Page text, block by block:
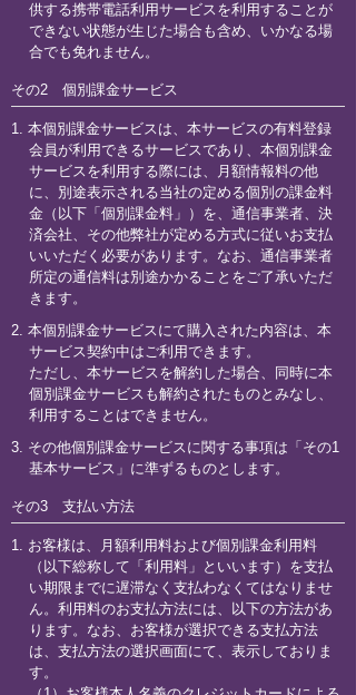
供する携帯電話利用サービスを利用することが
できない状態が生じた場合も含め、いかなる場
合でも免れません。
その2 個別課金サービス
1. 本個別課金サービスは、本サービスの有料登録
会員が利用できるサービスであり、本個別課金
サービスを利用する際には、月額情報料の他
に、別途表示される当社の定める個別の課金料
金（以下「個別課金料」）を、通信事業者、決
済会社、その他弊社が定める方式に従いお支払
いいただく必要があります。なお、通信事業者
所定の通信料は別途かかることをご了承いただ
きます。
2. 本個別課金サービスにて購入された内容は、本
サービス契約中はご利用できます。
ただし、本サービスを解約した場合、同時に本
個別課金サービスも解約されたものとみなし、
利用することはできません。
3. その他個別課金サービスに関する事項は「その1
基本サービス」に準ずるものとします。
その3 支払い方法
1. お客様は、月額利用料および個別課金利用料
（以下総称して「利用料」といいます）を支払
い期限までに遅滞なく支払わなくてはなりませ
ん。利用料のお支払方法には、以下の方法があ
ります。なお、お客様が選択できる支払方法
は、支払方法の選択画面にて、表示しておりま
す。